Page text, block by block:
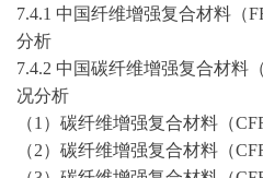
7.4.1 中国纤维增强复合材料（
分析
7.4.2 中国碳纤维增强复合材料
况分析
（1）碳纤维增强复合材料（
（2）碳纤维增强复合材料（